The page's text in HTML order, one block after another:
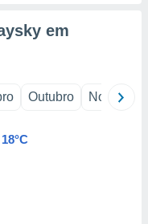
em
Outubro Novembro
18°C